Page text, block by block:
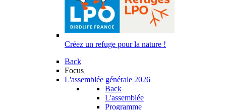
Créez un refuge pour la nature !
Back
Focus
L'assemblée générale 2026
Back
L'assemblée
Programme